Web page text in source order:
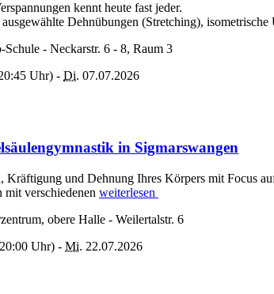
kennt heute fast jeder.
Dehnübungen (Stretching), isometrische
- Neckarstr. 6 - 8, Raum 3
Uhr) - Di. 07.07.2026
in Sigmarswangen
Kräftigung und Dehnung Ihres Körpers mit Focus
mit verschiedenen weiterlesen
obere Halle - Weilertalstr. 6
Uhr) - Mi. 22.07.2026